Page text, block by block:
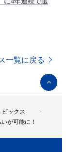
一覧に戻る
ペ
ー
ジ
へ
ピックス
が可能に！